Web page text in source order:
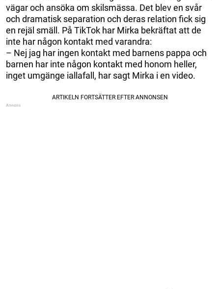
vägar och ansöka om skilsmässa. Det blev en svår
och dramatisk separation och deras relation fick sig
en rejäl smäll. På TikTok har Mirka bekräftat att de
inte har någon kontakt med varandra:
– Nej jag har ingen kontakt med barnens pappa och
barnen har inte någon kontakt med honom heller,
inget umgänge iallafall, har sagt Mirka i en video.